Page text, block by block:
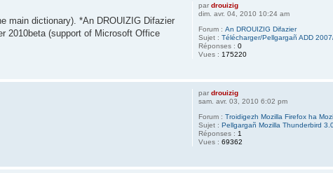
pardrouizig
dim. avr. 04, 2010 10:24 am
Forum :An DROUIZIG Difazier
Sujet :Télécharger/Pellgargañ ADD
Réponses :0
Vues : 175220
main dictionary). *An DROUIZIG Difazier
2010beta (support of Microsoft Office
pardrouizig
sam. avr. 03, 2010 6:02 pm
Forum :Troidigezh Mozilla Firefox ha
Sujet :Pellgargañ Mozilla Thunderbird
Réponses : 1
Vues :69362